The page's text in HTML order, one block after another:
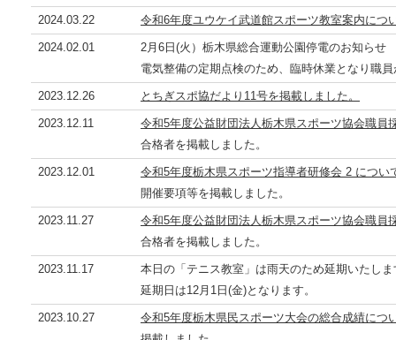
2024.03.22 令和6年度ユウケイ武道館スポーツ教室案内につ
2024.02.01
2月6日(火）栃木県総合運動公園停電のお知ら
電気整備の定期点検のため、臨時休業となり職
2023.12.26 とちぎスポ協だより11号を掲載しました。
2023.12.11
令和5年度公益財団法人栃木県スポーツ協会職員
合格者を掲載しました。
2023.12.01
令和5年度栃木県スポーツ指導者研修会 2 につい
開催要項等を掲載しました。
2023.11.27
令和5年度公益財団法人栃木県スポーツ協会職員
合格者を掲載しました。
2023.11.17
本日の「テニス教室」は雨天のため延期いたしま
延期日は12月1日(金)となります。
2023.10.27
令和5年度栃木県民スポーツ大会の総合成績につ